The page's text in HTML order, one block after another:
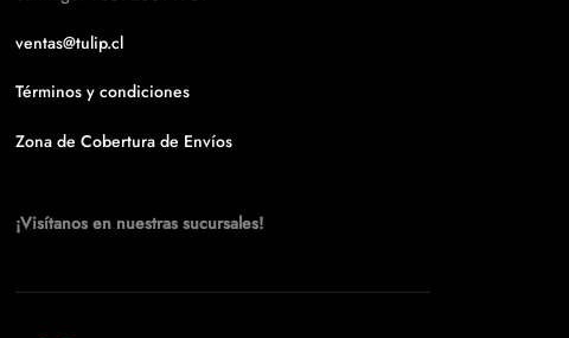
ventas@tulip.cl
Términos y condiciones
Zona de Cobertura de Envíos
¡Visítanos en nuestras sucursales!